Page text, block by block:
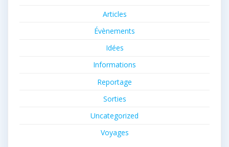
Articles
Évènements
Idées
Informations
Reportage
Sorties
Uncategorized
Voyages